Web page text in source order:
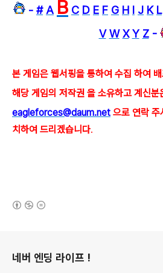
- # A B C D E F G H I J K L
V W X Y Z -
본 게임은 웹서핑을 통하여 수집 하여
해당 게임의 저작권 을 소유하고 계신분
eagleforces@daum.net 으로 연락 주
치하여 드리겠습니다.
네버 엔딩 라이프 !